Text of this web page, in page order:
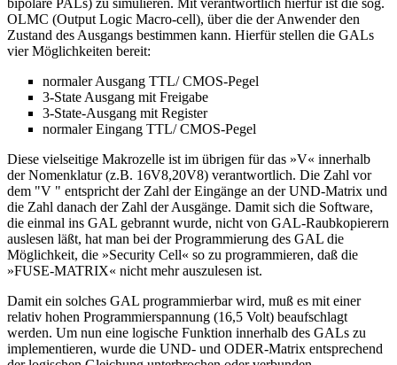
bipolare PALs) zu simulieren. Mit verantwortlich hierfür ist die sog.
OLMC (Output Logic Macro-cell), über die der Anwender den
Zustand des Ausgangs bestimmen kann. Hierfür stellen die GALs
vier Möglichkeiten bereit:
normaler Ausgang TTL/ CMOS-Pegel
3-State Ausgang mit Freigabe
3-State-Ausgang mit Register
normaler Eingang TTL/ CMOS-Pegel
Diese vielseitige Makrozelle ist im übrigen für das »V« innerhalb
der Nomenklatur (z.B. 16V8,20V8) verantwortlich. Die Zahl vor
dem "V " entspricht der Zahl der Eingänge an der UND-Matrix und
die Zahl danach der Zahl der Ausgänge. Damit sich die Software,
die einmal ins GAL gebrannt wurde, nicht von GAL-Raubkopierern
auslesen läßt, hat man bei der Programmierung des GAL die
Möglichkeit, die »Security Cell« so zu programmieren, daß die
»FUSE-MATRIX« nicht mehr auszulesen ist.
Damit ein solches GAL programmierbar wird, muß es mit einer
relativ hohen Programmierspannung (16,5 Volt) beaufschlagt
werden. Um nun eine logische Funktion innerhalb des GALs zu
implementieren, wurde die UND- und ODER-Matrix entsprechend